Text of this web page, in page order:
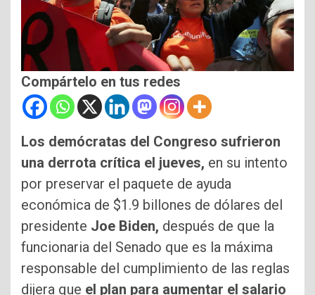
Compártelo en tus redes
Los demócratas del Congreso sufrieron
una derrota crítica el jueves, en su intento
por preservar el paquete de ayuda
económica de $1.9 billones de dólares del
presidente Joe Biden, después de que la
funcionaria del Senado que es la máxima
responsable del cumplimiento de las reglas
dijera que el plan para aumentar el salario